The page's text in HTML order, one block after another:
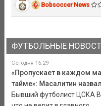
Bobsoccer News
ФУТБОЛЬНЫЕ
Сегодня 16:29
«Пропускает в каждом
тайме»: Масалитин
Бывший футболист ЦСКА